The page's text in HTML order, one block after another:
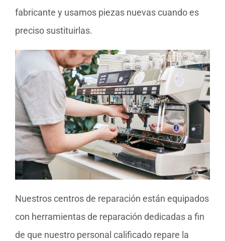
fabricante y usamos piezas nuevas cuando es
preciso sustituirlas.
Nuestros centros de reparación están equipados
con herramientas de reparación dedicadas a fin
de que nuestro personal calificado repare la